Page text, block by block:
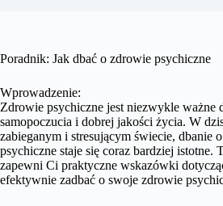
Poradnik: Jak dbać o zdrowie psychiczne
Wprowadzenie:
Zdrowie psychiczne jest niezwykle ważne
samopoczucia i dobrej jakości życia. W
zabieganym i stresującym świecie, dbanie
psychiczne staje się coraz bardziej istotne.
zapewni Ci praktyczne wskazówki
efektywnie zadbać o swoje zdrowie